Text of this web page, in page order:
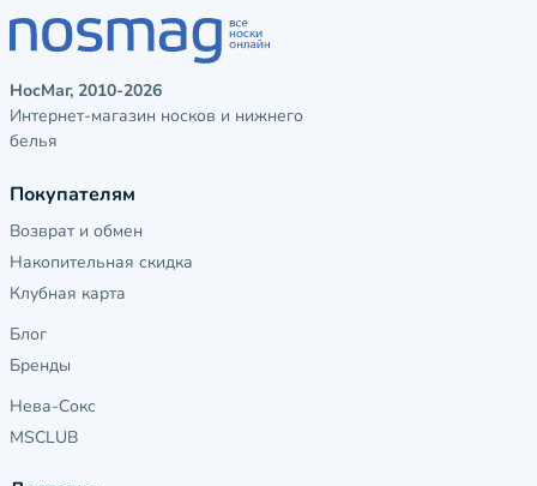
НосМаг, 2010-2026
Интернет-магазин носков и нижнего
белья
Покупателям
Возврат и обмен
Накопительная скидка
Клубная карта
Блог
Бренды
Нева-Сокс
MSCLUB